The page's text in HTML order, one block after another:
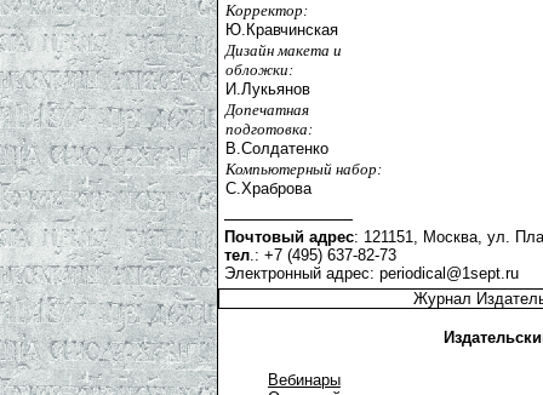
Корректор:
Ю.Кравчинская
Дизайн макета и
обложки:
И.Лукьянов
Допечатная
подготовка:
В.Солдатенко
Компьютерный набор:
С.Храброва
Почтовый адрес: 121151, Москва, ул.
тел.: +7 (495) 637-82-73
Электронный адрес: periodical@1sept.ru
Журнал
Вебинары